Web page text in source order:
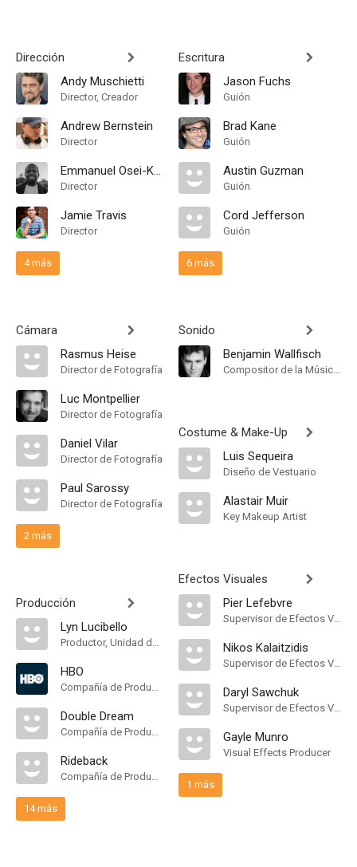
Dirección
Andy Muschietti
Director, Creador
Andrew Bernstein
Director
Emmanuel Osei-Kuffour, Jr.
Director
Jamie Travis
Director
4 más
Cámara
Rasmus Heise
Director de Fotografía
Luc Montpellier
Director de Fotografía
Daniel Vilar
Director de Fotografía
Paul Sarossy
Director de Fotografía
2 más
Producción
Lyn Lucibello
Productor, Unidad de Producción
HBO
Compañía de Produccion
Double Dream
Compañía de Produccion
Rideback
Compañía de Produccion
14 más
Escritura
Jason Fuchs
Guión
Brad Kane
Guión
Austin Guzman
Guión
Cord Jefferson
Guión
6 más
Sonido
Benjamin Wallfisch
Compositor de la Música Original
Costume & Make-Up
Luis Sequeira
Diseño de Vestuario
Alastair Muir
Key Makeup Artist
Efectos Visuales
Pier Lefebvre
Supervisor de Efectos Visuales
Nikos Kalaitzidis
Supervisor de Efectos Visuales
Daryl Sawchuk
Supervisor de Efectos Visuales
Gayle Munro
Visual Effects Producer
1 más